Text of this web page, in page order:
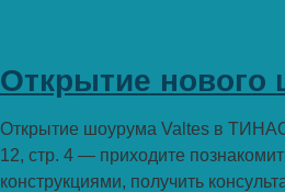
Открытие нового
Открытие шоурума Valtes в
12, стр. 4 — приходите
конструкциями, получить